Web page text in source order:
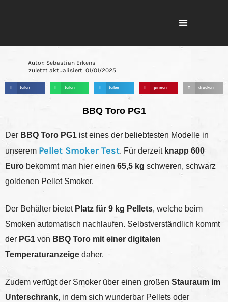
Autor: Sebastian Erkens
zuletzt aktualisiert: 01/01/2025
teilen teilen teilen pinnen drucken
BBQ Toro PG1
Der BBQ Toro PG1 ist eines der beliebtesten Modelle in
unserem Pellet Smoker Test. Für derzeit knapp 600
Euro bekommt man hier einen 65,5 kg schweren, schwarz
goldenen Pellet Smoker.
Der Behälter bietet Platz für 9 kg Pellets, welche beim
Smoken automatisch nachlaufen. Selbstverständlich kommt
der PG1 von BBQ Toro mit einer digitalen
Temperaturanzeige daher.
Zudem verfügt der Smoker über einen großen Stauraum im
Unterschrank, in dem sich wunderbar Pellets oder